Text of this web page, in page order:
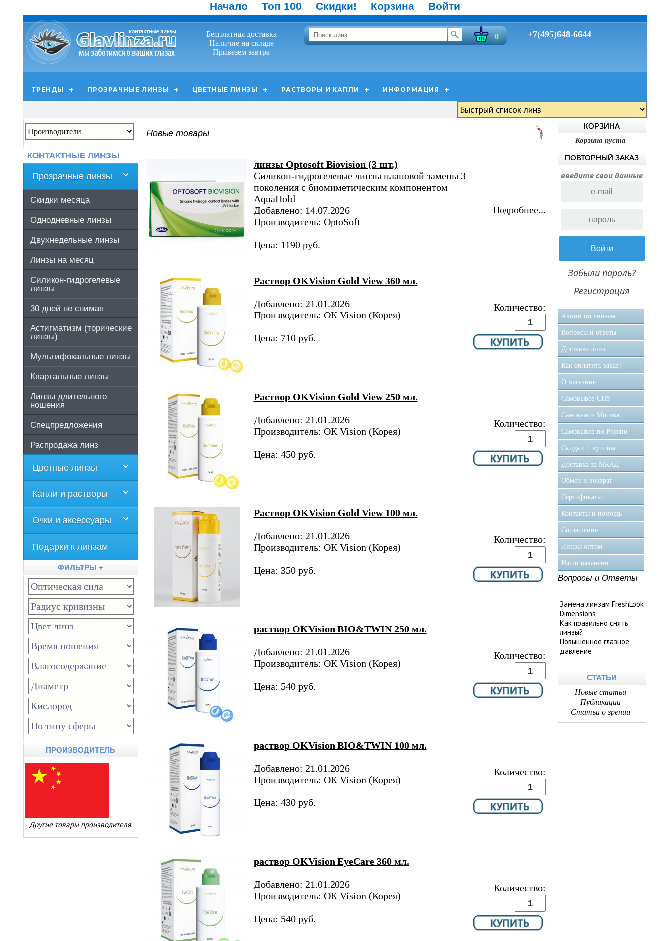
Начало Топ 100 Скидки! Корзина Войти
Бесплатная доставка
Наличие на складе
Привезем завтра
0 +7(495)648-6644
ТРЕНДЫ ПРОЗРАЧНЫЕ ЛИНЗЫ ЦВЕТНЫЕ ЛИНЗЫ РАСТВОРЫ И КАПЛИ ИНФОРМАЦИЯ
Новые товары
линзы Optosoft Biovision (3 шт.)
Силикон-гидрогелевые линзы плановой замены 3
поколения с биомиметическим компонентом
AquaHold
Добавлено: 14.07.2026
Производитель: OptoSoft
Цена: 1190 руб.
Подробнее...
Раствор OKVision Gold View 360 мл.
Добавлено: 21.01.2026
Производитель: OK Vision (Корея)
Цена: 710 руб.
Количество:
Раствор OKVision Gold View 250 мл.
Добавлено: 21.01.2026
Производитель: OK Vision (Корея)
Цена: 450 руб.
Количество:
Раствор OKVision Gold View 100 мл.
Добавлено: 21.01.2026
Производитель: OK Vision (Корея)
Цена: 350 руб.
Количество:
раствор OKVision BIO&TWIN 250 мл.
Добавлено: 21.01.2026
Производитель: OK Vision (Корея)
Цена: 540 руб.
Количество:
раствор OKVision BIO&TWIN 100 мл.
Добавлено: 21.01.2026
Производитель: OK Vision (Корея)
Цена: 430 руб.
Количество:
раствор OKVision EyeCare 360 мл.
Добавлено: 21.01.2026
Производитель: OK Vision (Корея)
Цена: 540 руб.
Количество:
КОНТАКТНЫЕ ЛИНЗЫ
Прозрачные линзы
Скидки месяца
Однодневные линзы
Двухнедельные линзы
Линзы на месяц
Силикон-гидрогелевые
линзы
30 дней не снимая
Астигматизм (торические
линзы)
Мультифокальные линзы
Квартальные линзы
Линзы длительного
ношения
Спецпредложения
Распродажа линз
Цветные линзы
Капли и растворы
Очки и аксессуары
Подарки к линзам
ФИЛЬТРЫ +
ПРОИЗВОДИТЕЛЬ
-Другие товары производителя
КОРЗИНА
Корзина пуста
ПОВТОРНЫЙ ЗАКАЗ
введите свои данные
Забыли пароль?
Регистрация
Акции по линзам
Вопросы и ответы
Доставка линз
Как оплатить заказ?
О магазине
Самовывоз CПб
Самовывоз Москва
Самовывоз по России
Скидки + купоны
Доставка за МКАД
Обмен и возврат
Сертификаты
Контакты и помощь
Соглашение
Линзы оптом
Наши вакансии
Вопросы и Ответы
Замена линзам FreshLook
Dimensions
Как правильно снять
линзы?
Повышенное глазное
давление
СТАТЬИ
Новые статьи
Публикации
Статьи о зрении